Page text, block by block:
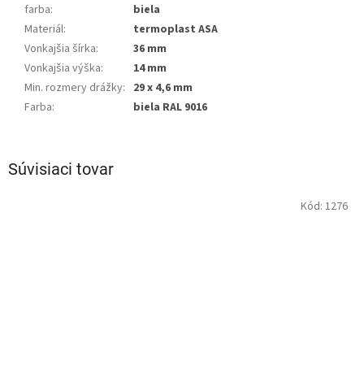
Súvisiaci tovar
Kód: 1276
farba:
biela
Materiál:
termoplast ASA
Vonkajšia šírka:
36 mm
Vonkajšia výška:
14 mm
Min. rozmery drážky: 29 x 4,6 mm
Farba: biela RAL 9016